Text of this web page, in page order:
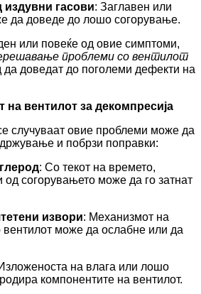
издувни гасови: Заглавен или
да доведе до лошо согорување.
или повеќе од овие симптоми,
решавање проблеми со вентилот
да доведат до поголеми дефекти на
на вентилот за декомпресија
случуваат овие проблеми може да
и побрзи поправки:
: Со текот на времето,
од согорувањето може да го затнат
извори: Механизмот на
вентилот може да ослабне или да
на влага или лошо
компонентите на вентилот.